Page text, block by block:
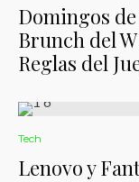
Domingos
Brunch del
Reglas del
Tech
Lenovo y